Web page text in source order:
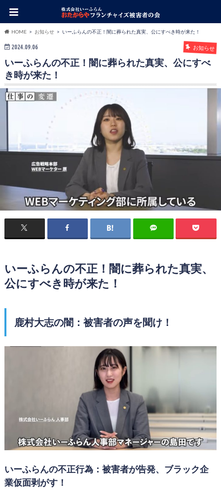
HOME お知らせ いーふらんの不正！闇に葬られた真実、公にすべき時が来た！
2024.09.06 お知らせ
いーふらんの不正！闇に葬られた真実、公にすべ
き時が来た！
いーふらんの不正！闇に葬られた真実、
公にすべき時が来た！
鹿村大志の闇：被害者の声を聞け！
いーふらんの不正行為：被害者が告発、ブラック企
業仮面剥がす！